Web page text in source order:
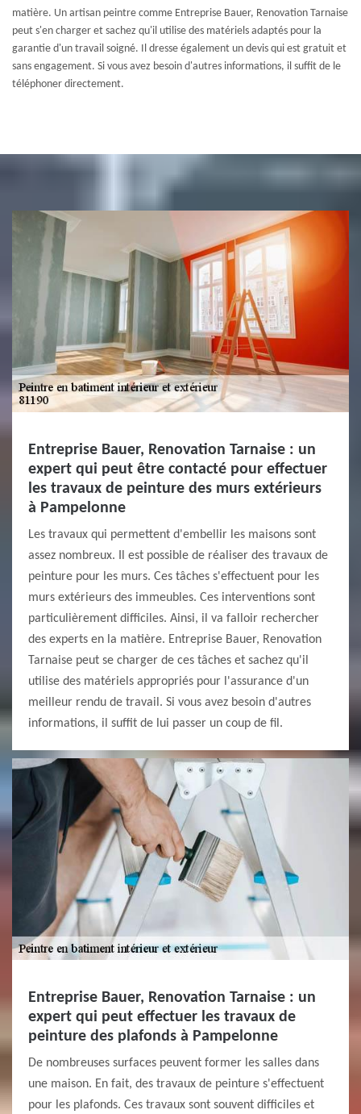
matière. Un artisan peintre comme Entreprise Bauer, Renovation Tarnaise
peut s'en charger et sachez qu'il utilise des matériels adaptés pour la
garantie d'un travail soigné. Il dresse également un devis qui est gratuit et
sans engagement. Si vous avez besoin d'autres informations, il suffit de le
téléphoner directement.
Entreprise Bauer, Renovation Tarnaise : un
expert qui peut être contacté pour effectuer
les travaux de peinture des murs extérieurs
à Pampelonne
Les travaux qui permettent d'embellir les maisons sont
assez nombreux. Il est possible de réaliser des travaux de
peinture pour les murs. Ces tâches s'effectuent pour les
murs extérieurs des immeubles. Ces interventions sont
particulièrement difficiles. Ainsi, il va falloir rechercher
des experts en la matière. Entreprise Bauer, Renovation
Tarnaise peut se charger de ces tâches et sachez qu'il
utilise des matériels appropriés pour l'assurance d'un
meilleur rendu de travail. Si vous avez besoin d'autres
informations, il suffit de lui passer un coup de fil.
Entreprise Bauer, Renovation Tarnaise : un
expert qui peut effectuer les travaux de
peinture des plafonds à Pampelonne
De nombreuses surfaces peuvent former les salles dans
une maison. En fait, des travaux de peinture s'effectuent
pour les plafonds. Ces travaux sont souvent difficiles et